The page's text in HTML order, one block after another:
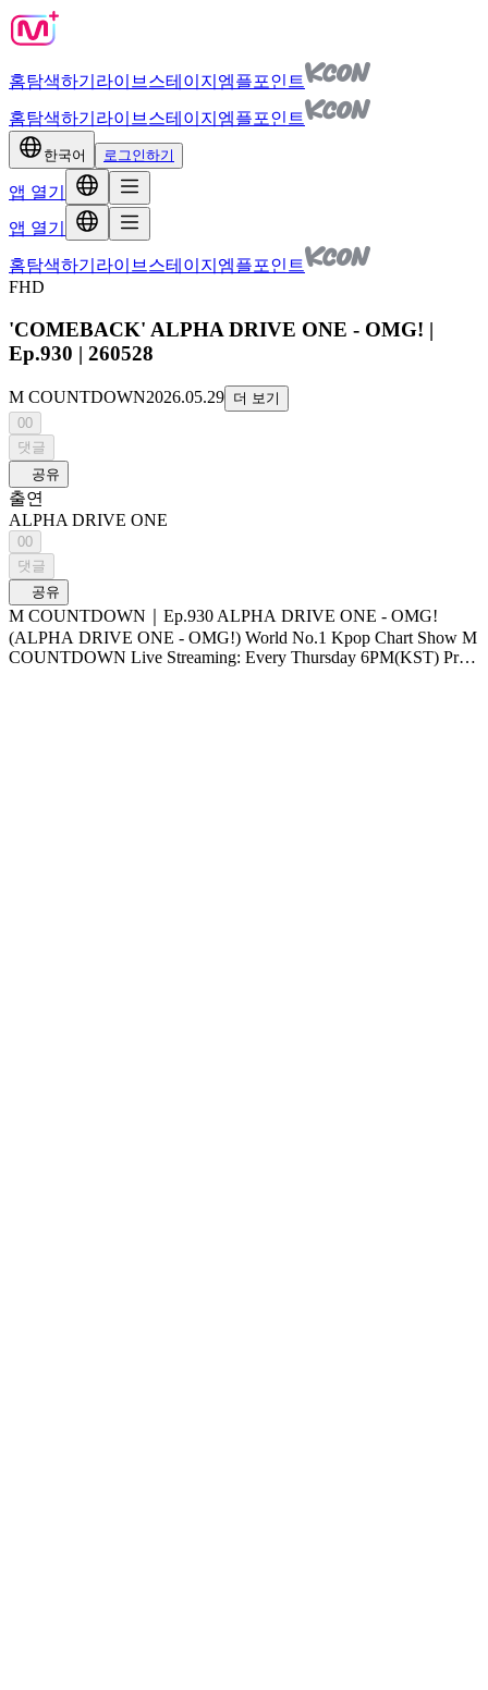
홈탐색하기 라이브 스테이지 엠플포인트
홈탐색하기 라이브 스테이지 엠플포인트
한국어 로그인하기
앱 열기
앱 열기
홈탐색하기 라이브 스테이지 엠플포인트
FHD
'COMEBACK' ALPHA DRIVE ONE - OMG! |
Ep.930 | 260528
M COUNTDOWN2026.05.29 더 보기
00
댓글
공유
출연
ALPHA DRIVE ONE
00
댓글
공유
M COUNTDOWN｜Ep.930 ALPHA DRIVE ONE - OMG!
(ALPHA DRIVE ONE - OMG!) World No.1 Kpop Chart Show M
COUNTDOWN Live Streaming: Every Thursday 6PM(KST) Pre-